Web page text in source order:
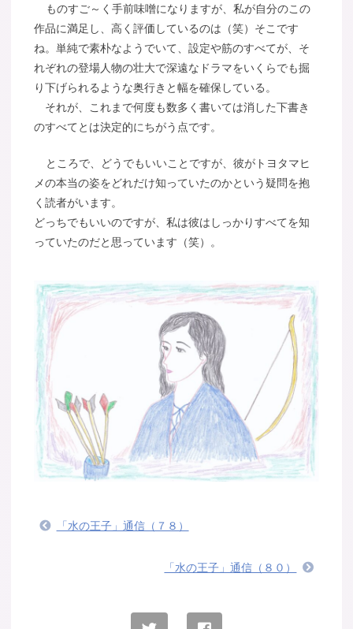
ものすご～く手前味噌になりますが、私が自分のこの
作品に満足し、高く評価しているのは（笑）そこです
ね。単純で素朴なようでいて、設定や筋のすべてが、そ
れぞれの登場人物の壮大で深遠なドラマをいくらでも掘
り下げられるような奥行きと幅を確保している。
それが、これまで何度も数多く書いては消した下書き
のすべてとは決定的にちがう点です。
ところで、どうでもいいことですが、彼がトヨタマヒ
メの本当の姿をどれだけ知っていたのかという疑問を抱
く読者がいます。
どっちでもいいのですが、私は彼はしっかりすべてを知
っていたのだと思っています（笑）。
「水の王子」通信（７８）
「水の王子」通信（８０）